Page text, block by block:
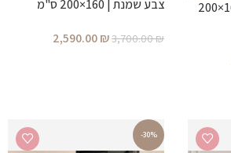
מיטה זוגית דגם נריה – 160×200
צבע שמנת | 160×200 ס"מ
3,700.00₪
2,590.00₪
-30%